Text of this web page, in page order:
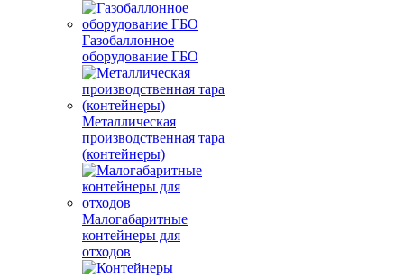
Газобаллонное
оборудование ГБО
Металлическая
производственная тара
(контейнеры)
Малогабаритные
контейнеры для
отходов